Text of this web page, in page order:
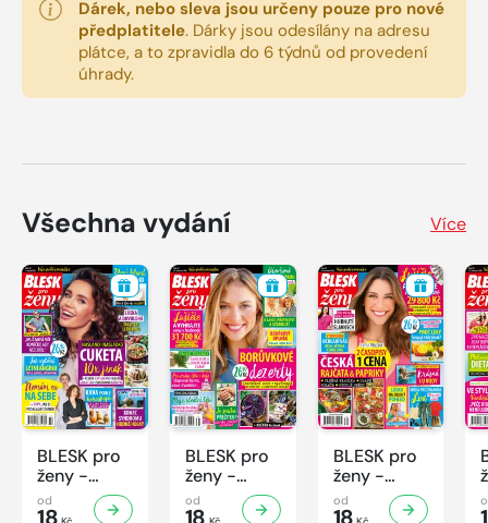
Dárek, nebo sleva jsou určeny pouze pro nové
předplatitele. Dárky jsou odesílány na adresu
plátce, a to zpravidla do 6 týdnů od provedení
úhrady.
Všechna vydání Více
BLESK pro
ženy -
32/2026
od
18
BLESK pro
ženy -
31/2026
od
18
BLESK pro
ženy -
30/2026
od
18